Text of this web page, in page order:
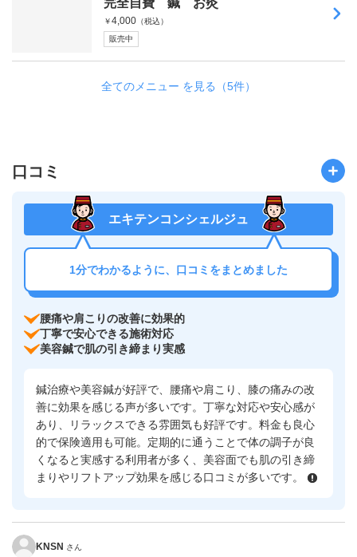
￥4,000 （税込）
販売中
全てのメニュー を見る（5件）
口コミ
エキテンコンシェルジュ
1分でわかるように、口コミをまとめました
腰痛や肩こりの改善に効果的
丁寧で安心できる施術対応
美容鍼で肌の引き締まり実感
鍼治療や美容鍼が好評で、腰痛や肩こり、膝の痛みの改
善に効果を感じる声が多いです。丁寧な対応や安心感が
あり、リラックスできる雰囲気も好評です。料金も良心
的で保険適用も可能。定期的に通うことで体の調子が良
くなると実感する利用者が多く、美容面でも肌の引き締
まりやリフトアップ効果を感じる口コミが多いです。
KNSN さん